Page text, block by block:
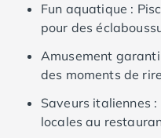
Camping Corse
Camping Corse-du-Sud
Camping Bonifacio
Camping Porto Vecchio
Camping Ghisonaccia
Camping Saint-Florent
Fun aquatique :
pour des
Amusement
des moments de
Saveurs italiennes
locales au